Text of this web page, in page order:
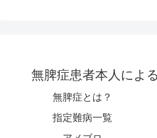
無脾症患者本人によ
無脾症とは？
指定難病一覧